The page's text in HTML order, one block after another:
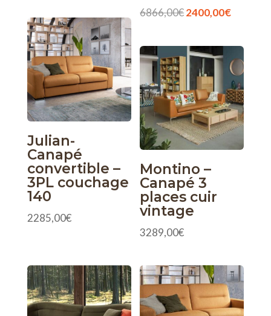
6866,00€Le
initial
était :
6866,00€.
2400,00€Le
actuel
est :
Julian-
Canapé
convertible –
3PL couchage
140
2285,00€
Montino –
Canapé 3
places cuir
vintage
3289,00€